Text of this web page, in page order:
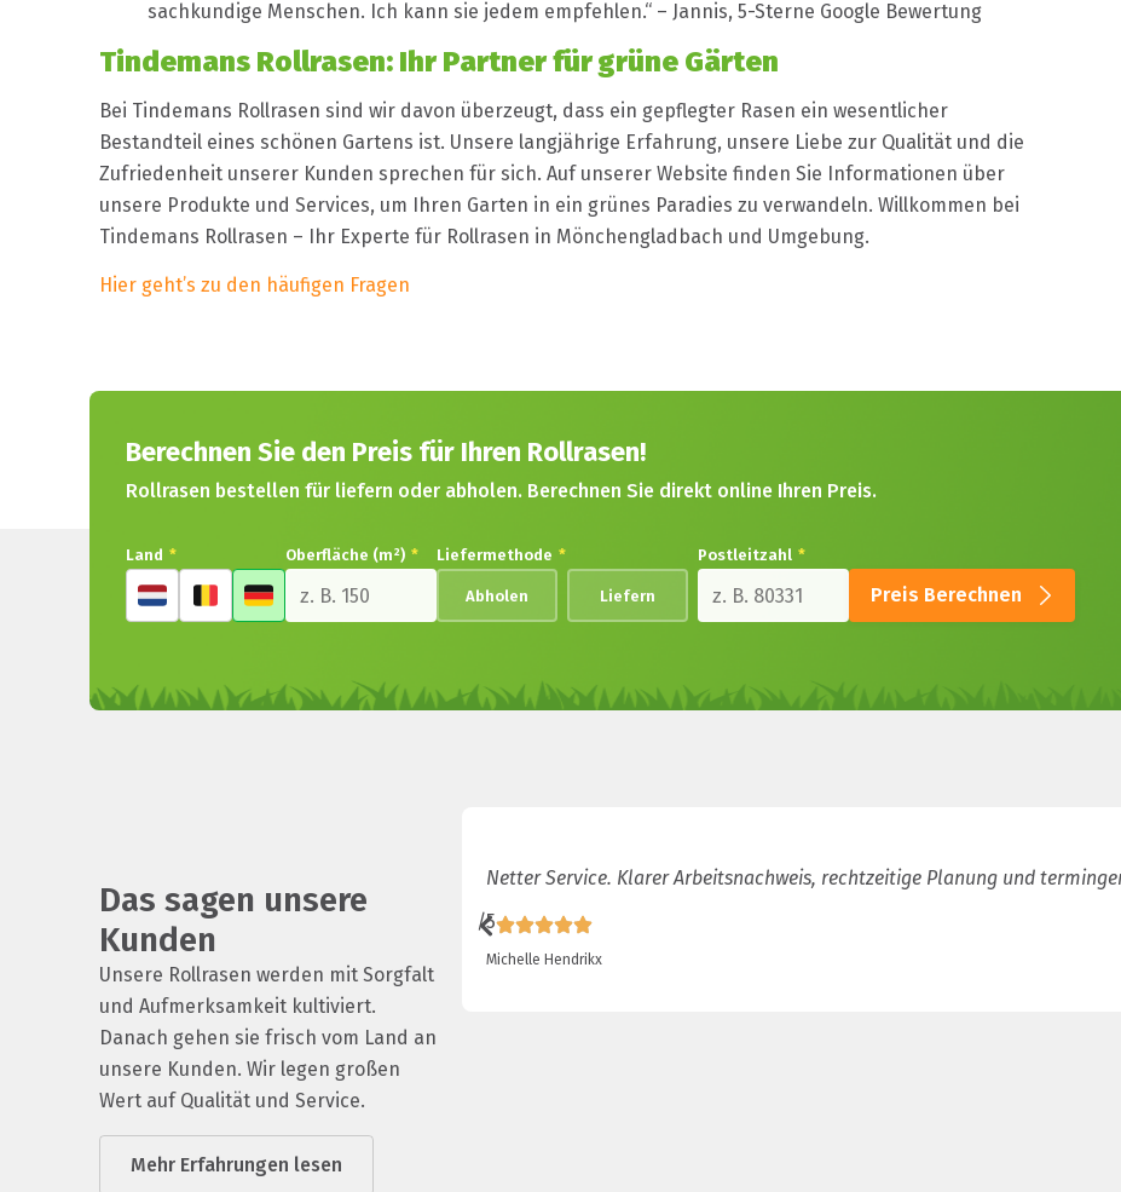
sachkundige Menschen. Ich kann sie jedem empfehlen.“ – Jannis, 5-Sterne Google Bewertung
Tindemans Rollrasen: Ihr Partner für grüne Gärten
Bei Tindemans Rollrasen sind wir davon überzeugt, dass ein gepflegter Rasen ein wesentlicher
Bestandteil eines schönen Gartens ist. Unsere langjährige Erfahrung, unsere Liebe zur Qualität und die
Zufriedenheit unserer Kunden sprechen für sich. Auf unserer Website finden Sie Informationen über
unsere Produkte und Services, um Ihren Garten in ein grünes Paradies zu verwandeln. Willkommen bei
Tindemans Rollrasen – Ihr Experte für Rollrasen in Mönchengladbach und Umgebung.
Hier geht’s zu den häufigen Fragen
Berechnen Sie den Preis für Ihren Rollrasen!
Rollrasen bestellen für liefern oder abholen. Berechnen Sie direkt online Ihren Preis.
Land * Oberfläche (m²) * Liefermethode *
Abholen Liefern
Postleitzahl *
Preis Berechnen
Das sagen unsere
Kunden
Unsere Rollrasen werden mit Sorgfalt
und Aufmerksamkeit kultiviert.
Danach gehen sie frisch vom Land an
unsere Kunden. Wir legen großen
Wert auf Qualität und Service.
Mehr Erfahrungen lesen
Netter Service. Klarer Arbeitsnachweis, rechtzeitige Planung und
/5
Michelle Hendrikx